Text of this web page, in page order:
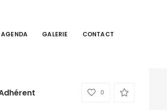
AGENDA GALERIE CONTACT
0